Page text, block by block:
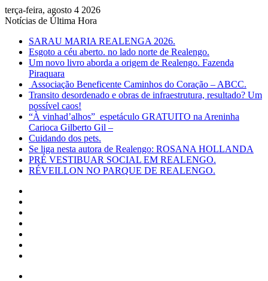
terça-feira, agosto 4 2026
Notícias de Última Hora
SARAU MARIA REALENGA 2026.
Esgoto a céu aberto. no lado norte de Realengo.
Um novo livro aborda a origem de Realengo. Fazenda
Piraquara
Associação Beneficente Caminhos do Coração – ABCC.
Transito desordenado e obras de infraestrutura, resultado? Um
possível caos!
“À vinhad’alhos” espetáculo GRATUITO na Areninha
Carioca Gilberto Gil –
Cuidando dos pets.
Se liga nesta autora de Realengo: ROSANA HOLLANDA
PRÉ VESTIBUAR SOCIAL EM REALENGO.
RÉVEILLON NO PARQUE DE REALENGO.